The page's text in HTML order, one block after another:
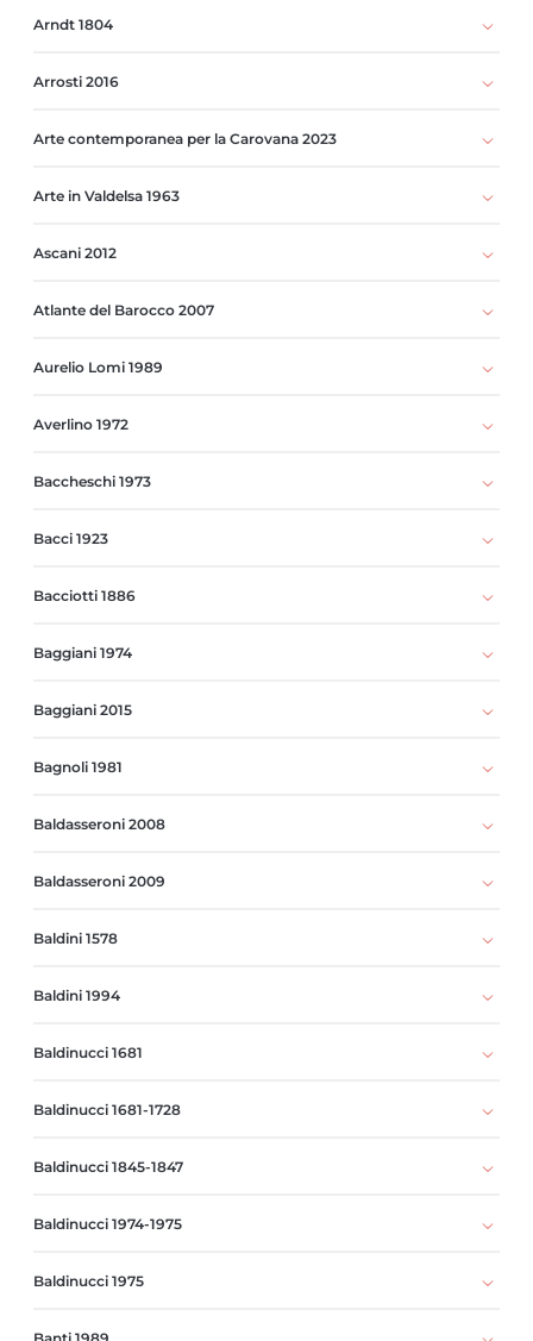
Arndt 1804
Arrosti 2016
Arte contemporanea per la Carovana 2023
Arte in Valdelsa 1963
Ascani 2012
Atlante del Barocco 2007
Aurelio Lomi 1989
Averlino 1972
Baccheschi 1973
Bacci 1923
Bacciotti 1886
Baggiani 1974
Baggiani 2015
Bagnoli 1981
Baldasseroni 2008
Baldasseroni 2009
Baldini 1578
Baldini 1994
Baldinucci 1681
Baldinucci 1681-1728
Baldinucci 1845-1847
Baldinucci 1974-1975
Baldinucci 1975